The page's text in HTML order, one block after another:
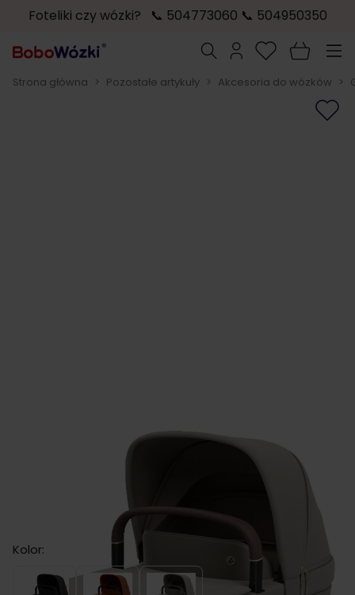
Foteliki czy wózki? 📞 504773060 📞 504950350
Szukaj
Strona główna > Pozostałe artykuły > Akcesoria do wózków >
Maxi Cosi FAME CABIN gondola
Kolor:
Black OnyxCopper TerraSapphire Sand